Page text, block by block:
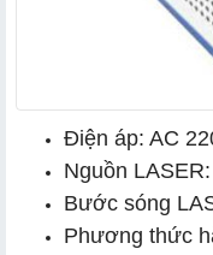
Điện áp: AC
Nguồn
Bước sóng
Phương thức